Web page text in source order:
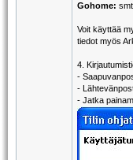
Gohome:
Voit käyttää
tiedot myös
4.
-
-
- Jatka